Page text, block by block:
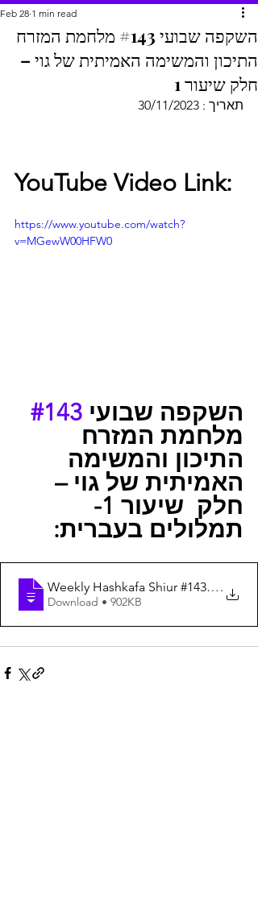
השקפה שבועי #143 מלחמת המזרח
התיכון והמשימה האמיתית של גוי –
חלק שיעור 1
Feb 28 1 min read
תאריך : 30/11/2023
YouTube Video Link:
https://www.youtube.com/watch?
v=MGewW00HFW0
השקפה שבועי #143
מלחמת המזרח
התיכון והמשימה
האמיתית של גוי –
חלק  שיעור 1-
תמלולים בעברית:
Weekly Hashkafa Shiur #143 - The
.
Download • 902KB